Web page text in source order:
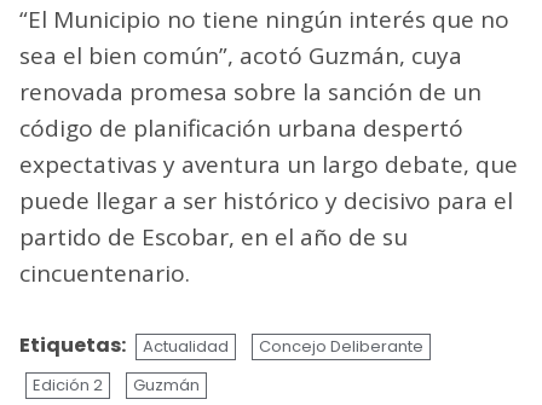
“El Municipio no tiene ningún interés que no
sea el bien común”, acotó Guzmán, cuya
renovada promesa sobre la sanción de un
código de planificación urbana despertó
expectativas y aventura un largo debate, que
puede llegar a ser histórico y decisivo para el
partido de Escobar, en el año de su
cincuentenario.
Etiquetas: Actualidad
Concejo Deliberante
Edición 2
Guzmán